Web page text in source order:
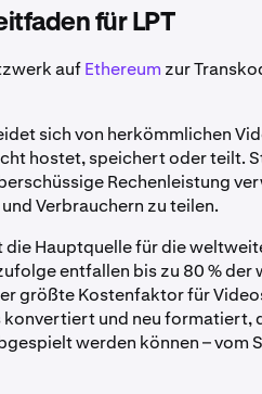
für LPT
aufEthereum zur
sich von herkömmlichen
hostet, speichert oder teilt.
Rechenleistung
Verbrauchern zu teilen.
Hauptquelle für die
entfallen bis zu 80 %
größte Kostenfaktor für
und neu formatiert,
werden können – vom